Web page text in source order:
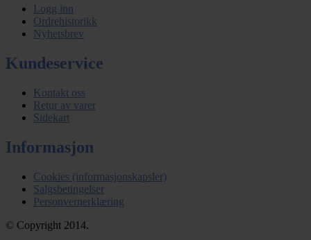
Logg inn
Ordrehistorikk
Nyhetsbrev
Kundeservice
Kontakt oss
Retur av varer
Sidekart
Informasjon
Cookies (informasjonskapsler)
Salgsbetingelser
Personvernerklæring
© Copyright 2014.